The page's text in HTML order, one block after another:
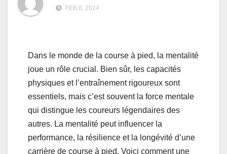
FEB 6, 2024
Dans le monde de la course à pied, la mentalité
joue un rôle crucial. Bien sûr, les capacités
physiques et l’entraînement rigoureux sont
essentiels, mais c’est souvent la force mentale
qui distingue les coureurs légendaires des
autres. La mentalité peut influencer la
performance, la résilience et la longévité d’une
carrière de course à pied. Voici comment une